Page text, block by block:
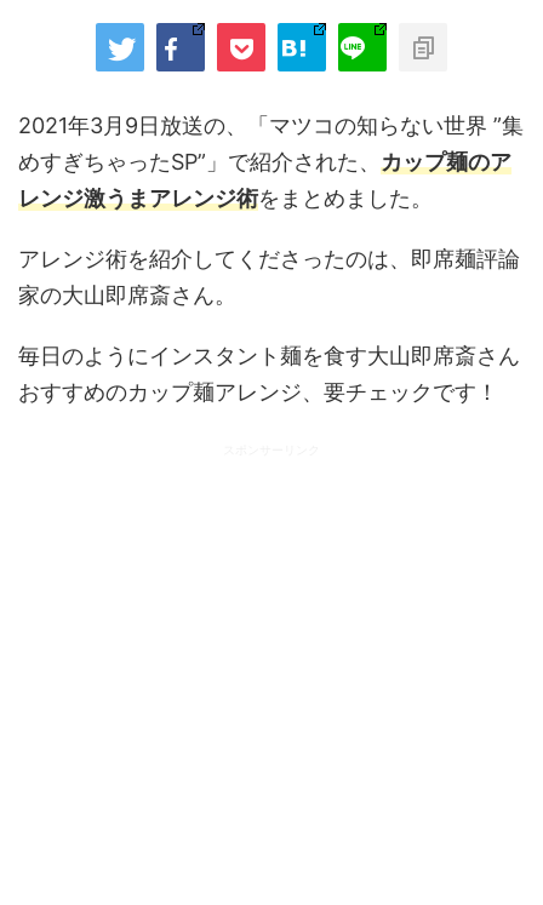
2021年3月9日放送の、「マツコの知らない世界 ”集
めすぎちゃったSP”」で紹介された、 カップ麺のア
レンジ激うまアレンジ術をまとめました。
アレンジ術を紹介してくださったのは、即席麺評論
家の大山即席斎さん。
毎日のようにインスタント麺を食す大山即席斎さん
おすすめのカップ麺アレンジ、要チェックです！